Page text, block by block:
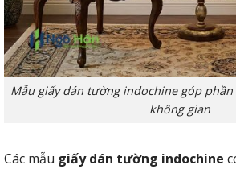
Mẫu giấy dán tường indochine góp
không gian
Các mẫu giấy dán tường indochine